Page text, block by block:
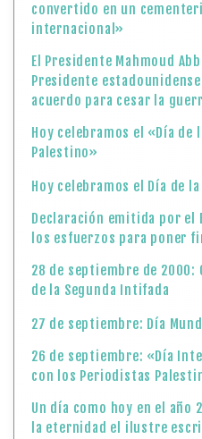
convertido en un
internacional»
El Presidente Mahmoud
Presidente
acuerdo para cesar la
Hoy celebramos el «Día de
Palestino»
Hoy celebramos el Día de
Declaración emitida por el
los esfuerzos para poner
28 de septiembre de
de la Segunda Intifada
27 de septiembre: Día
26 de septiembre: «Día
con los Periodistas
Un día como hoy en el año
la eternidad el ilustre